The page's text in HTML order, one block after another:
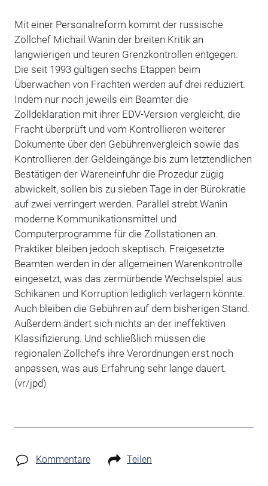
Mit einer Personalreform kommt der russische
Zollchef Michail Wanin der breiten Kritik an
langwierigen und teuren Grenzkontrollen entgegen.
Die seit 1993 gültigen sechs Etappen beim
Überwachen von Frachten werden auf drei reduziert.
Indem nur noch jeweils ein Beamter die
Zolldeklaration mit ihrer EDV-Version vergleicht, die
Fracht überprüft und vom Kontrollieren weiterer
Dokumente über den Gebührenvergleich sowie das
Kontrollieren der Geldeingänge bis zum letztendlichen
Bestätigen der Wareneinfuhr die Prozedur zügig
abwickelt, sollen bis zu sieben Tage in der Bürokratie
auf zwei verringert werden. Parallel strebt Wanin
moderne Kommunikationsmittel und
Computerprogramme für die Zollstationen an.
Praktiker bleiben jedoch skeptisch. Freigesetzte
Beamten werden in der allgemeinen Warenkontrolle
eingesetzt, was das zermürbende Wechselspiel aus
Schikanen und Korruption lediglich verlagern könnte.
Auch bleiben die Gebühren auf dem bisherigen Stand.
Außerdem ändert sich nichts an der ineffektiven
Klassifizierung. Und schließlich müssen die
regionalen Zollchefs ihre Verordnungen erst noch
anpassen, was aus Erfahrung sehr lange dauert.
(vr/jpd)
Kommentare Teilen